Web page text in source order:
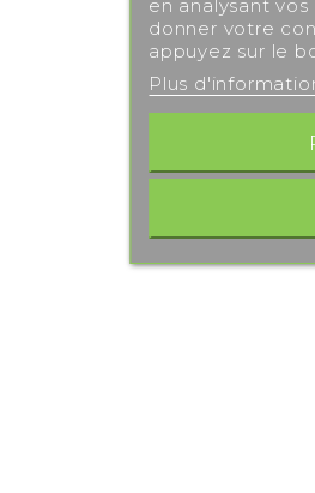
en analysant
donner votre
appuyez sur le
Plus